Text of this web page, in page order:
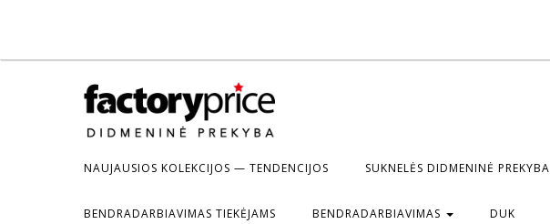
NAUJAUSIOS KOLEKCIJOS — TENDENCIJOS SUKNELĖS DIDMENINĖ PREKYBA
BENDRADARBIAVIMAS TIEKĖJAMS BENDRADARBIAVIMAS DUK